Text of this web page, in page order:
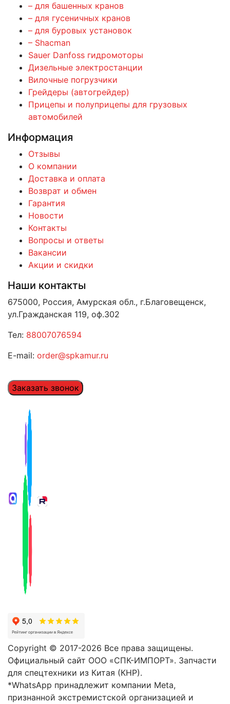
– для башенных кранов
– для гусеничных кранов
– для буровых установок
– Shacman
Sauer Danfoss гидромоторы
Дизельные электростанции
Вилочные погрузчики
Грейдеры (автогрейдер)
Прицепы и полуприцепы для грузовых
автомобилей
Информация
Отзывы
О компании
Доставка и оплата
Возврат и обмен
Гарантия
Новости
Контакты
Вопросы и ответы
Вакансии
Акции и скидки
Наши контакты
675000, Россия, Амурская обл., г.Благовещенск,
ул.Гражданская 119, оф.302
Тел: 88007076594
E-mail: order@spkamur.ru
Заказать звонок
Copyright © 2017-2026 Все права защищены.
Официальный сайт ООО «СПК-ИМПОРТ». Запчасти
для спецтехники из Китая (КНР).
*WhatsApp принадлежит компании Meta,
признанной экстремистской организацией и